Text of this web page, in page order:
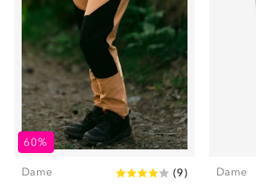
60%
Dame (9) Dame